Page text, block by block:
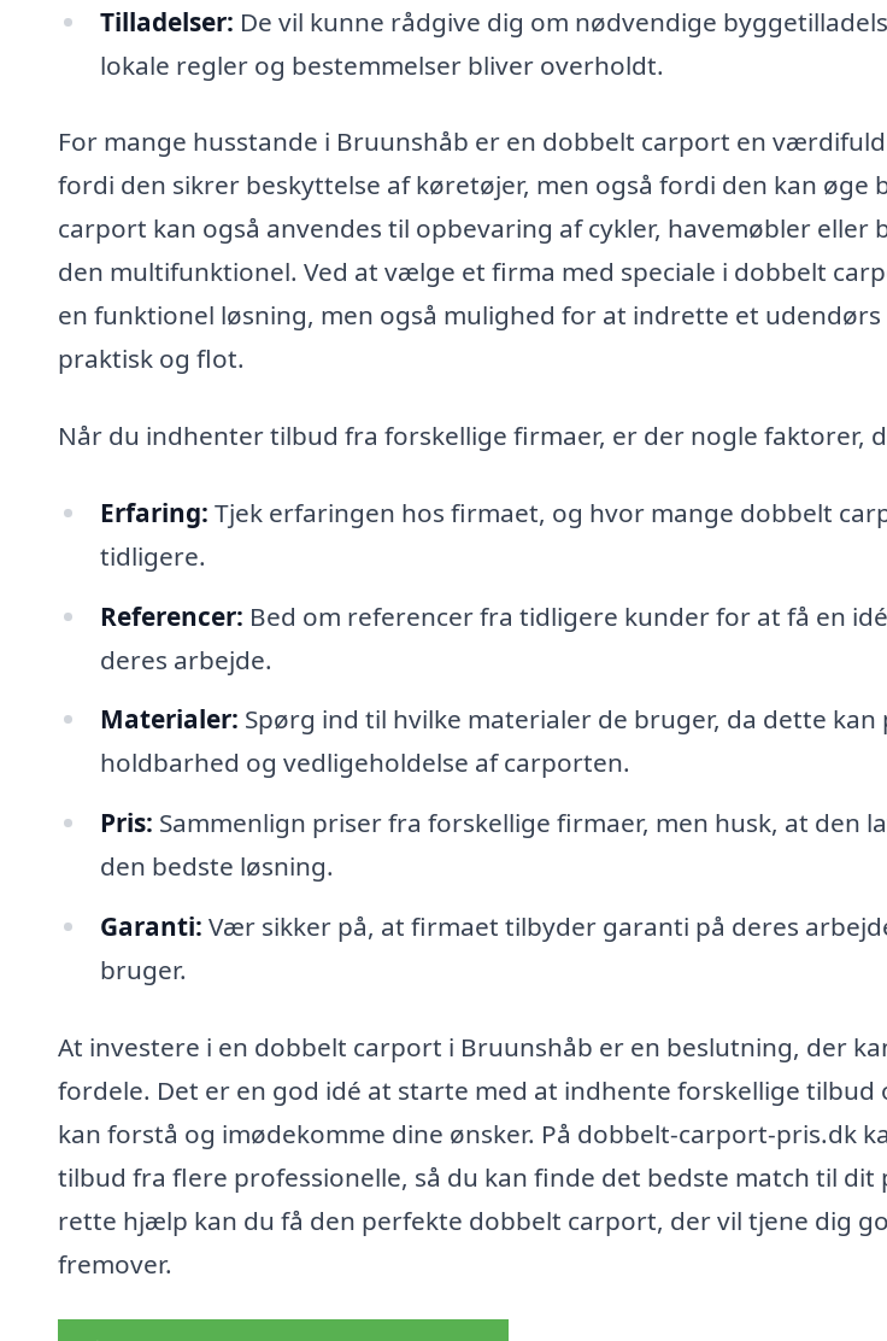
Tilladelser: De vil kunne rådgive dig om nødvendige
lokale regler og bestemmelser bliver overholdt.
For mange husstande i Bruunshåb er en dobbelt carport en
fordi den sikrer beskyttelse af køretøjer, men også fordi den kan øge
carport kan også anvendes til opbevaring af cykler, havemøbler
den multifunktionel. Ved at vælge et firma med speciale i dobbelt
en funktionel løsning, men også mulighed for at indrette et
praktisk og flot.
Når du indhenter tilbud fra forskellige firmaer, er der nogle faktorer,
Erfaring: Tjek erfaringen hos firmaet, og hvor mange dobbelt
tidligere.
Referencer: Bed om referencer fra tidligere kunder for at få en
deres arbejde.
Materialer: Spørg ind til hvilke materialer de bruger, da dette kan
holdbarhed og vedligeholdelse af carporten.
Pris: Sammenlign priser fra forskellige firmaer, men husk, at den
den bedste løsning.
Garanti: Vær sikker på, at firmaet tilbyder garanti på deres
bruger.
At investere i en dobbelt carport i Bruunshåb er en beslutning, der
fordele. Det er en god idé at starte med at indhente forskellige
kan forstå og imødekomme dine ønsker. På dobbelt-carport-pris.dk
tilbud fra flere professionelle, så du kan finde det bedste match til dit
rette hjælp kan du få den perfekte dobbelt carport, der vil tjene dig
fremover.